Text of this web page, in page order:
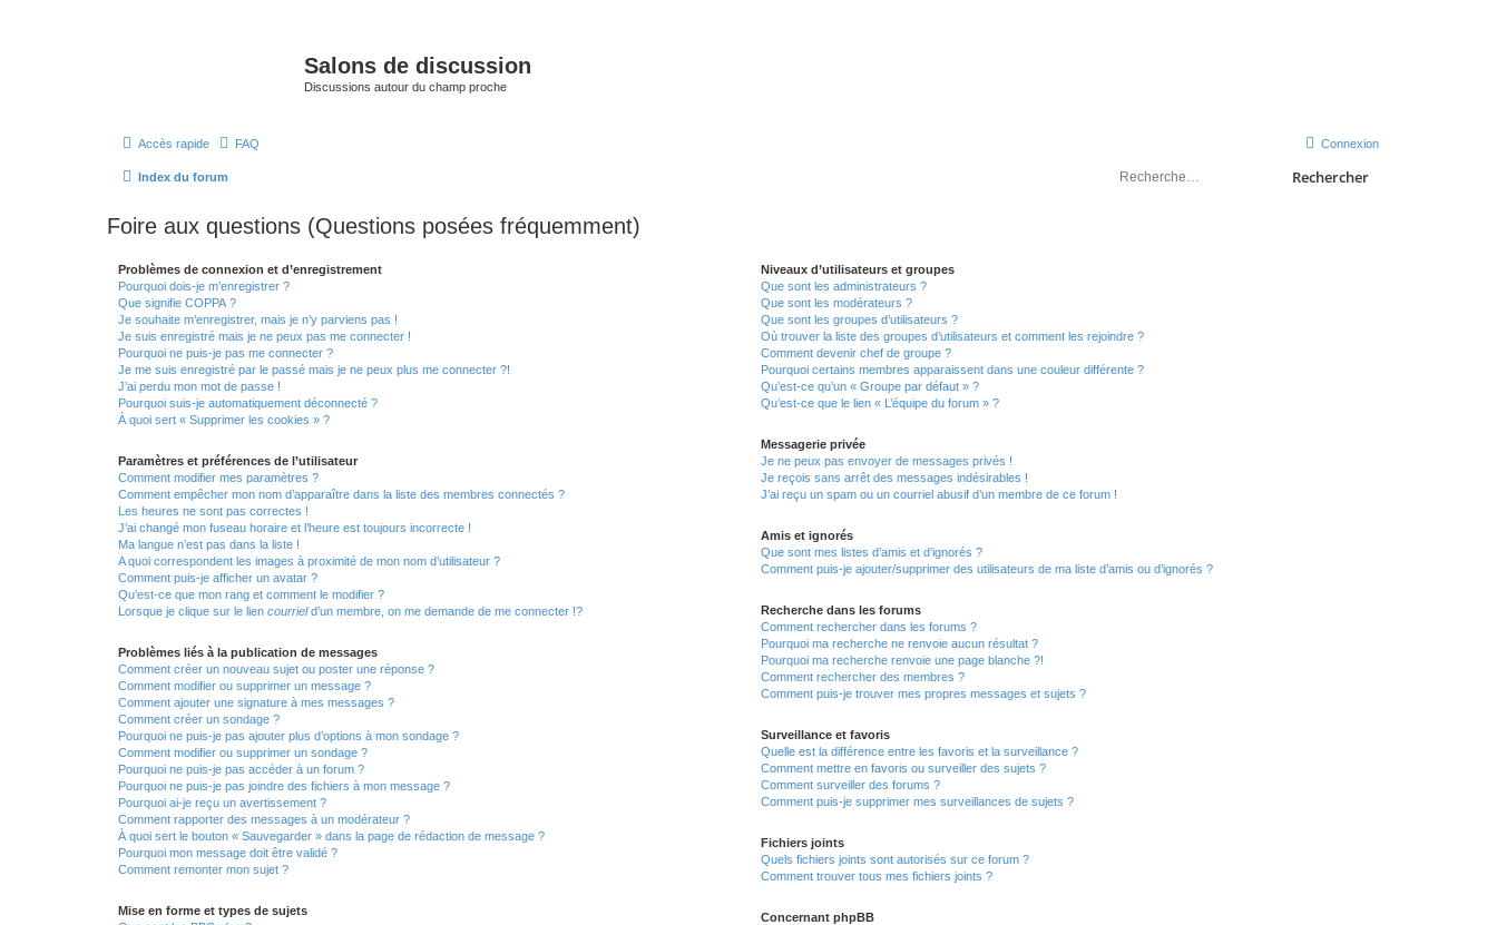
Salons de discussion
Discussions autour du champ proche
Accès rapide FAQ Connexion
Index du forum Rechercher
Foire aux questions (Questions posées fréquemment)
Problèmes de connexion et d’enregistrement
Pourquoi dois-je m’enregistrer ?
Que signifie COPPA ?
Je souhaite m’enregistrer, mais je n’y parviens pas !
Je suis enregistré mais je ne peux pas me connecter !
Pourquoi ne puis-je pas me connecter ?
Je me suis enregistré par le passé mais je ne peux plus me connecter ?!
J’ai perdu mon mot de passe !
Pourquoi suis-je automatiquement déconnecté ?
À quoi sert « Supprimer les cookies » ?
Paramètres et préférences de l’utilisateur
Comment modifier mes paramètres ?
Comment empêcher mon nom d’apparaître dans la liste des membres connectés ?
Les heures ne sont pas correctes !
J’ai changé mon fuseau horaire et l’heure est toujours incorrecte !
Ma langue n’est pas dans la liste !
A quoi correspondent les images à proximité de mon nom d’utilisateur ?
Comment puis-je afficher un avatar ?
Qu’est-ce que mon rang et comment le modifier ?
Lorsque je clique sur le lien courrield’un membre, on me demande de me connecter !?
Problèmes liés à la publication de messages
Comment créer un nouveau sujet ou poster une réponse ?
Comment modifier ou supprimer un message ?
Comment ajouter une signature à mes messages ?
Comment créer un sondage ?
Pourquoi ne puis-je pas ajouter plus d’options à mon sondage ?
Comment modifier ou supprimer un sondage ?
Pourquoi ne puis-je pas accéder à un forum ?
Pourquoi ne puis-je pas joindre des fichiers à mon message ?
Pourquoi ai-je reçu un avertissement ?
Comment rapporter des messages à un modérateur ?
À quoi sert le bouton « Sauvegarder » dans la page de rédaction de message ?
Pourquoi mon message doit être validé ?
Comment remonter mon sujet ?
Mise en forme et types de sujets
Niveaux d’utilisateurs et groupes
Que sont les administrateurs ?
Que sont les modérateurs ?
Que sont les groupes d’utilisateurs ?
Où trouver la liste des groupes d’utilisateurs et comment les rejoindre ?
Comment devenir chef de groupe ?
Pourquoi certains membres apparaissent dans une couleur différente ?
Qu’est-ce qu’un « Groupe par défaut » ?
Qu’est-ce que le lien « L’équipe du forum » ?
Messagerie privée
Je ne peux pas envoyer de messages privés !
Je reçois sans arrêt des messages indésirables !
J’ai reçu un spam ou un courriel abusif d’un membre de ce forum !
Amis et ignorés
Que sont mes listes d’amis et d’ignorés ?
Comment puis-je ajouter/supprimer des utilisateurs de ma liste d’amis ou d’ignorés ?
Recherche dans les forums
Comment rechercher dans les forums ?
Pourquoi ma recherche ne renvoie aucun résultat ?
Pourquoi ma recherche renvoie une page blanche ?!
Comment rechercher des membres ?
Comment puis-je trouver mes propres messages et sujets ?
Surveillance et favoris
Quelle est la différence entre les favoris et la surveillance ?
Comment mettre en favoris ou surveiller des sujets ?
Comment surveiller des forums ?
Comment puis-je supprimer mes surveillances de sujets ?
Fichiers joints
Quels fichiers joints sont autorisés sur ce forum ?
Comment trouver tous mes fichiers joints ?
Concernant phpBB